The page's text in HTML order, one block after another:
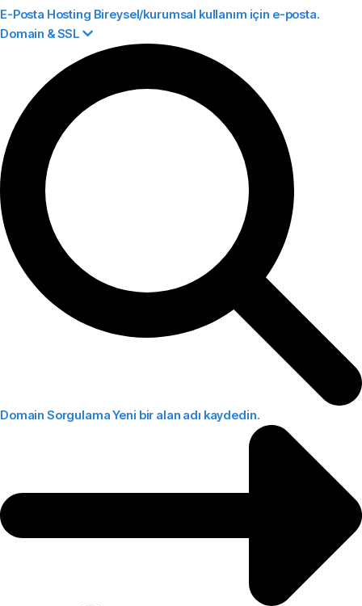
E-Posta Hosting Bireysel/kurumsal kullanım için e-posta.
Domain & SSL
Domain SorgulamaYeni bir alan adı kaydedin.